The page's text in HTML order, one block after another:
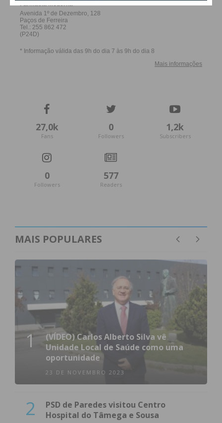
27,0k
Fans
0
Followers
1,2k
Subscribers
0
Followers
577
Readers
MAIS POPULARES
1
(VÍDEO) Carlos Alberto Silva vê
Unidade Local de Saúde como uma
oportunidade
23 DE NOVEMBRO 2023
2
PSD de Paredes visitou Centro
Hospital do Tâmega e Sousa